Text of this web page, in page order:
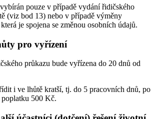
pouze v případě vydání řidičského
(viz bod 13) nebo v případě výměny
je spojena se změnou osobních údajů.
pro vyřízení
průkazu bude vyřízena do 20 dnů od
i ve lhůtě kratší, tj. do 5 pracovních dnů, po
500 Kč.